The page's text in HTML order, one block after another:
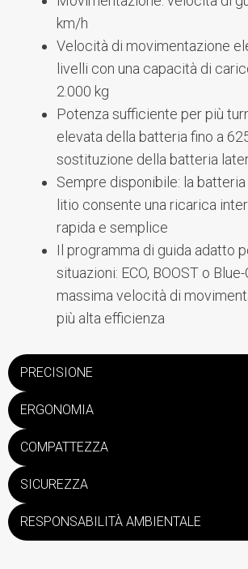
km/h
Velocità di movimentazione
livelli con una capacità di
2.000 kg
Potenza sufficiente per più
elevata della batteria fino a
sostituzione della batteria
Sempre disponibile: la
litio consente una ricarica
rapida e semplice
Il programma di guida adatto
situazioni: ECO, BOOST o Blue-
massima velocità di
più alta efficienza
PRECISIONE
ERGONOMIA
COMPATTEZZA
SICUREZZA
RESPONSABILITÀ AMBIENTALE